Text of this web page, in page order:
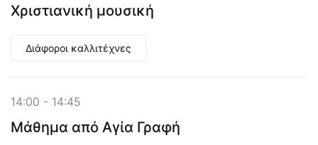
Χριστιανική μουσική
Διάφοροι καλλιτέχνες
14:00 - 14:45
Μάθημα από Αγία Γραφή